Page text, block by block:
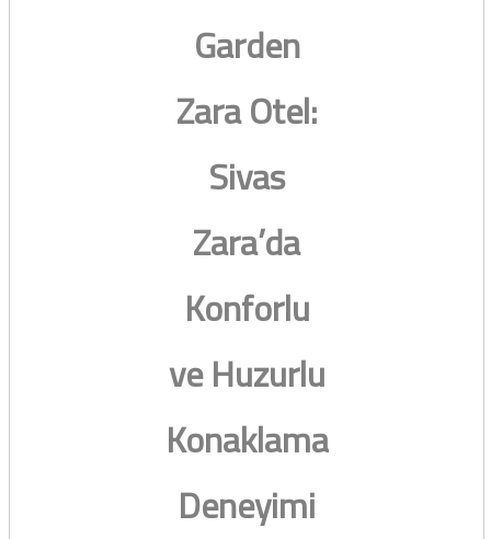
Garden
Zara Otel:
Sivas
Zara’da
Konforlu
ve Huzurlu
Konaklama
Deneyimi